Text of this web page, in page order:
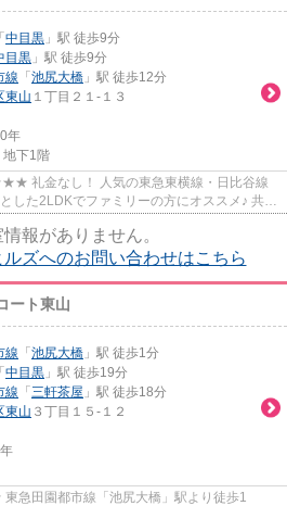
「 中目黒 」駅 徒歩9分
目黒 」駅 徒歩9分
線 「 池尻大橋 」駅 徒歩12分
東山 １丁目２１-１３
年
地下1階
礼金なし！ 人気の東急東横線・日比谷線
した2LDKでファミリーの方にオススメ♪ 共用
報がありません。
ズへのお問い合わせはこちら
ート東山
線 「 池尻大橋 」駅 徒歩1分
「 中目黒 」駅 徒歩19分
線 「 三軒茶屋 」駅 徒歩18分
東山 ３丁目１５-１２
田園都市線「池尻大橋」駅より徒歩1